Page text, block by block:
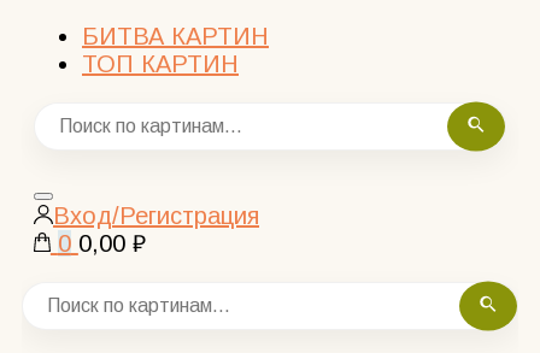
БИТВА КАРТИН
ТОП КАРТИН
Закрыть
поиск
Вход/Регистрация
0 0,00 ₽